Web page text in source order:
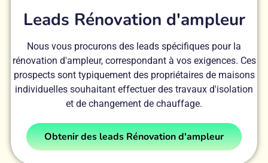
Leads Rénovation d'ampleur
Nous vous procurons des leads spécifiques pour la
rénovation d'ampleur, correspondant à vos exigences. Ces
prospects sont typiquement des propriétaires de maisons
individuelles souhaitant effectuer des travaux d'isolation
et de changement de chauffage.
Obtenir des leads Rénovation d'ampleur